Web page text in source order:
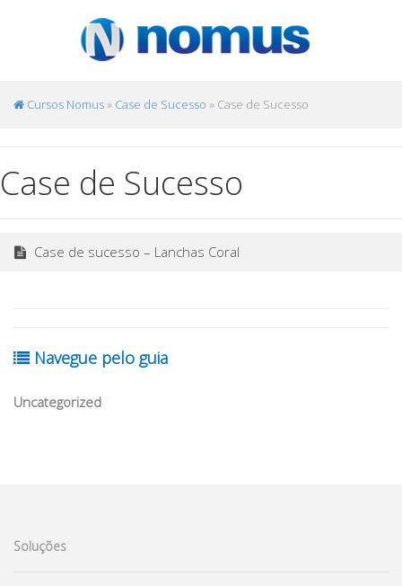
Cursos Nomus » Case de Sucesso » Case de Sucesso
Case de Sucesso
Case de sucesso – Lanchas Coral
Navegue pelo guia
Uncategorized
Soluções